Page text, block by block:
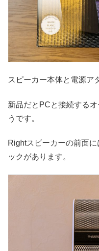
スピーカー本体と電源ア
新品だとPCと接続する
うです。
Rightスピーカーの前面
ックがあります。